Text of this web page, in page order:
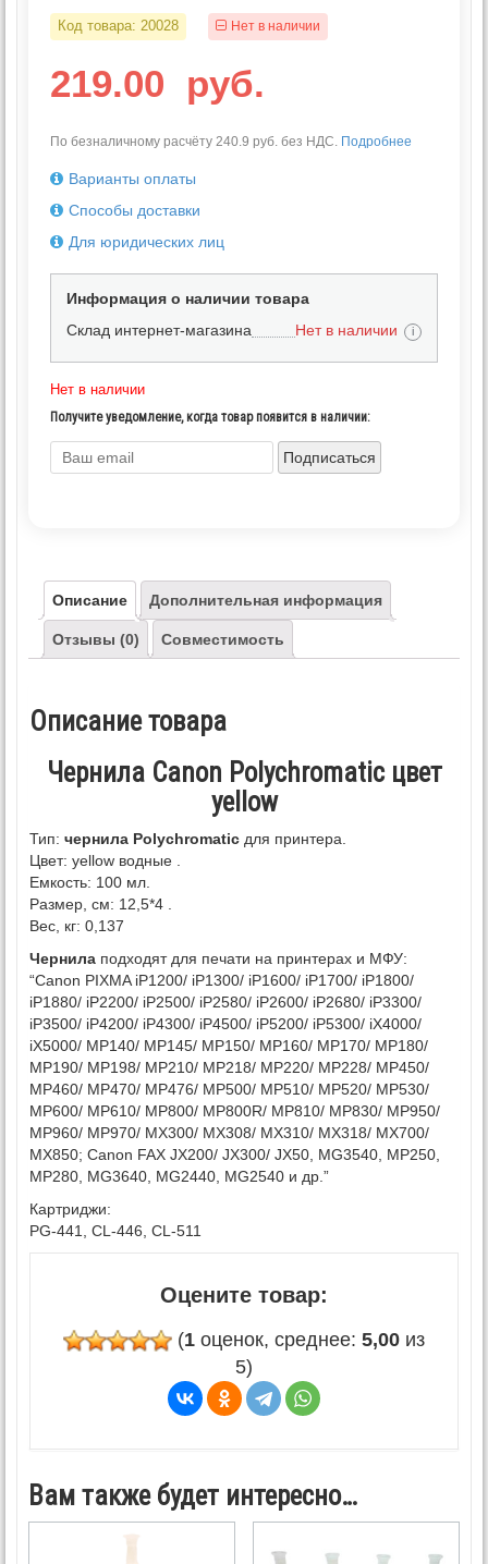
Код товара: 20028 Нет в наличии
219.00 руб.
По безналичному расчёту 240.9 руб. без НДС. Подробнее
Варианты оплаты
Способы доставки
Для юридических лиц
Информация о наличии товара
Склад интернет-магазина
Нет в наличии i
Нет в наличии
Получите уведомление, когда товар появится в наличии:
Подписаться
Описание Дополнительная информация
Отзывы (0) Совместимость
Описание товара
Чернила Canon Polychromatic цвет
yellow
Тип: чернила Polychromatic для принтера.
Цвет: yellow водные .
Емкость: 100 мл.
Размер, см: 12,5*4 .
Вес, кг: 0,137
Чернила подходят для печати на принтерах и МФУ:
“Canon PIXMA iP1200/ iP1300/ iP1600/ iP1700/ iP1800/
iP1880/ iP2200/ iP2500/ iP2580/ iP2600/ iP2680/ iP3300/
iP3500/ iP4200/ iP4300/ iP4500/ iP5200/ iP5300/ iX4000/
iX5000/ MP140/ MP145/ MP150/ MP160/ MP170/ MP180/
MP190/ MP198/ MP210/ MP218/ MP220/ MP228/ MP450/
MP460/ MP470/ MP476/ MP500/ MP510/ MP520/ MP530/
MP600/ MP610/ MP800/ MP800R/ MP810/ MP830/ MP950/
MP960/ MP970/ MX300/ MX308/ MX310/ MX318/ MX700/
MX850; Canon FAX JX200/ JX300/ JX50, MG3540, MP250,
MP280, MG3640, MG2440, MG2540 и др.”
Картриджи:
PG-441, CL-446, CL-511
Оцените товар:
(1 оценок, среднее: 5,00 из
5)
Вам также будет интересно…